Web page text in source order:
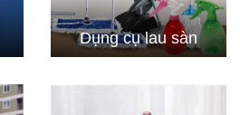
Dụng cụ lau sàn